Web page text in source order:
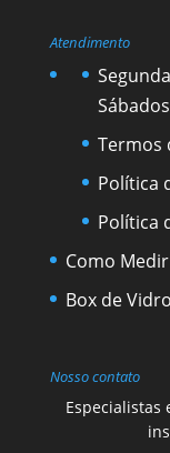
Atendimento
Termos
Política
Política
Como
Box de
Nosso contato
Especialistas